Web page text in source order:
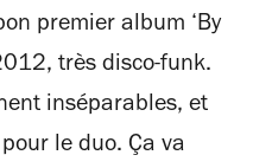
premier album ‘By
très disco-funk.
inséparables, et
le duo. Ça va